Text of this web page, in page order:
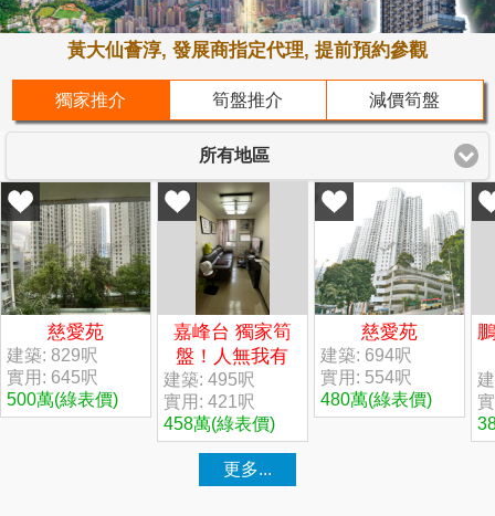
黃大仙薈淳, 發展商指定代理, 提前預約參觀
獨家推介 筍盤推介 減價筍盤